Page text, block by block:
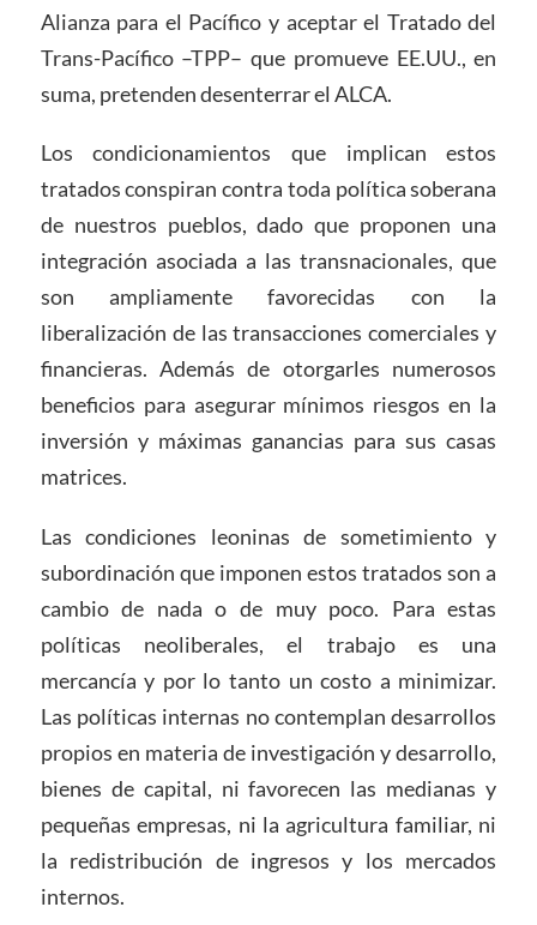
Alianza para el Pacífico y aceptar el Tratado del
Trans-Pacífico –TPP– que promueve EE.UU., en
suma, pretenden desenterrar el ALCA.
Los condicionamientos que implican estos
tratados conspiran contra toda política soberana
de nuestros pueblos, dado que proponen una
integración asociada a las transnacionales, que
son ampliamente favorecidas con la
liberalización de las transacciones comerciales y
financieras. Además de otorgarles numerosos
beneficios para asegurar mínimos riesgos en la
inversión y máximas ganancias para sus casas
matrices.
Las condiciones leoninas de sometimiento y
subordinación que imponen estos tratados son a
cambio de nada o de muy poco. Para estas
políticas neoliberales, el trabajo es una
mercancía y por lo tanto un costo a minimizar.
Las políticas internas no contemplan desarrollos
propios en materia de investigación y desarrollo,
bienes de capital, ni favorecen las medianas y
pequeñas empresas, ni la agricultura familiar, ni
la redistribución de ingresos y los mercados
internos.